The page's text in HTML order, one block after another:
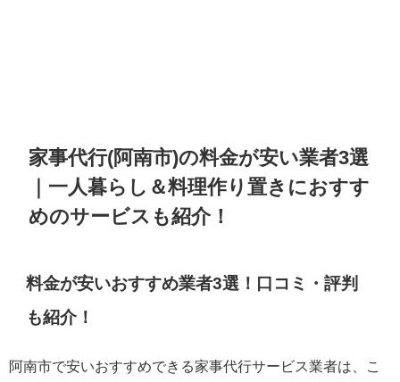
家事代行(阿南市)の料金が安い業者3選
｜一人暮らし＆料理作り置きにおすす
めのサービスも紹介！
料金が安いおすすめ業者3選！口コミ・評判
も紹介！
阿南市で安いおすすめできる家事代行サービス業者は、こ